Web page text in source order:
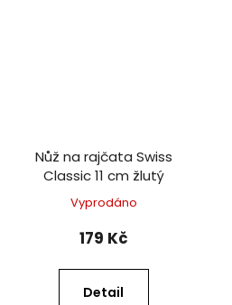
Nůž na rajčata Swiss
Classic 11 cm žlutý
Vyprodáno
179 Kč
Detail